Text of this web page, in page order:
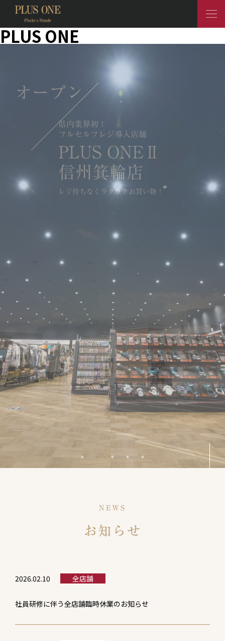
PLUS ONE
NEWS
お知らせ
2026.02.10 全店舗
社員研修に伴う全店舗臨時休業のお知らせ